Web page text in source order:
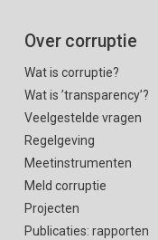
Over corruptie
Wat is corruptie?
Wat is ’transparency’?
Veelgestelde vragen
Regelgeving
Meetinstrumenten
Meld corruptie
Projecten
Publicaties: rapporten